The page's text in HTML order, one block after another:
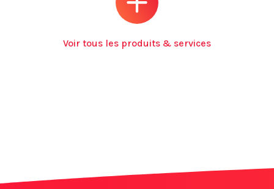
Voir tous les produits & services